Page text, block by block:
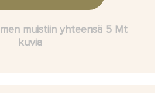
muistiin yhteensä 5 Mt
kuvia